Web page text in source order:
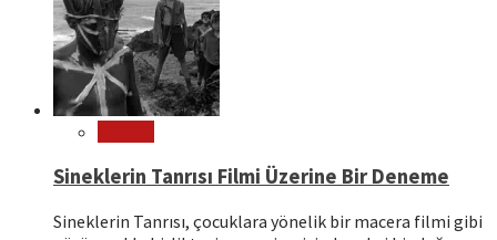
Sineklerin Tanrısı Filmi Üzerine Bir Deneme
Sineklerin Tanrısı, çocuklara yönelik bir macera filmi gibi